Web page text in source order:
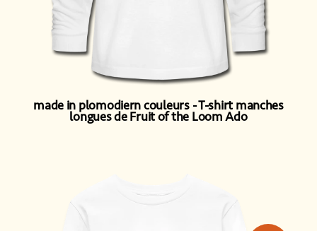
made in plomodiern couleurs T-shirt manches
longues de Fruit of the Loom Ado